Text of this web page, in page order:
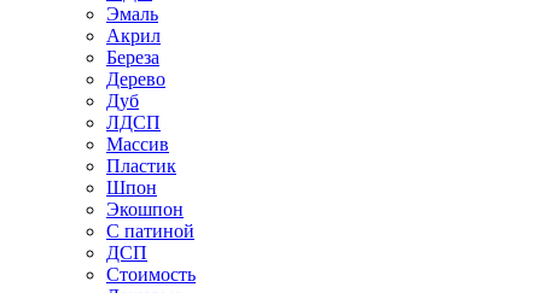
Эмаль
Акрил
Береза
Дерево
Дуб
ЛДСП
Массив
Пластик
Шпон
Экошпон
С патиной
ДСП
Стоимость